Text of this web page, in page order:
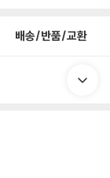
배송/반품/교환